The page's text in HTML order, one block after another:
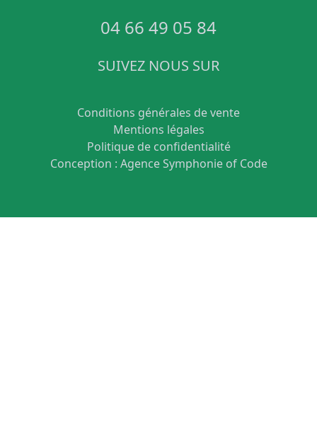
04 66 49 05 84
SUIVEZ NOUS SUR
Conditions générales de vente
Mentions légales
Politique de confidentialité
Conception : Agence Symphonie of Code